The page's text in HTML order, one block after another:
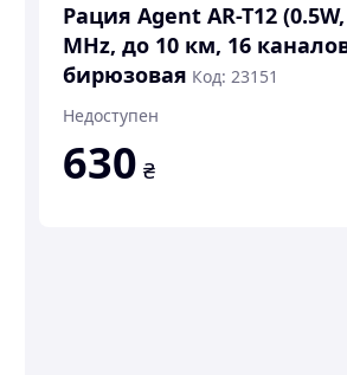
Рация Agent AR-T12
MHz, до 10 км, 16
бирюзовая Код: 23151
Недоступен
630 ₴